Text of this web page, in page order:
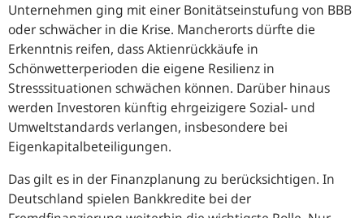
Unternehmen ging mit einer Bonitätseinstufung von BBB
oder schwächer in die Krise. Mancherorts dürfte die
Erkenntnis reifen, dass Aktienrückkäufe in
Schönwetterperioden die eigene Resilienz in
Stresssituationen schwächen können. Darüber hinaus
werden Investoren künftig ehrgeizigere Sozial- und
Umweltstandards verlangen, insbesondere bei
Eigenkapitalbeteiligungen.
Das gilt es in der Finanzplanung zu berücksichtigen. In
Deutschland spielen Bankkredite bei der